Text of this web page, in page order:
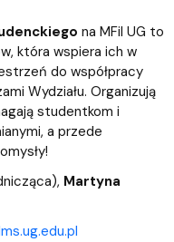
na MFiI UG to
która wspiera ich w
do współpracy
Wydziału. Organizują
studentkom i
a przede
Martyna